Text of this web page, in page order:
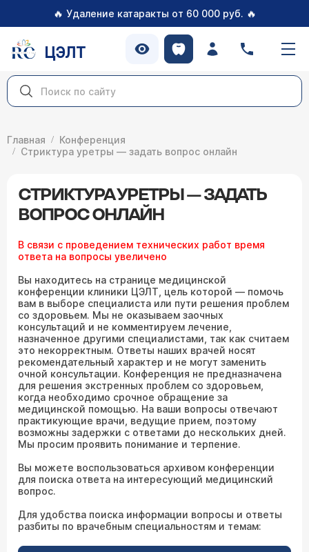
🔥 Удаление катаракты от 60 000 руб. 🔥
ЦЭЛТ
Главная
Конференция
Стриктура уретры — задать вопрос онлайн
СТРИКТУРА УРЕТРЫ — ЗАДАТЬ
ВОПРОС ОНЛАЙН
В связи с проведением технических работ время
ответа на вопросы увеличено
Вы находитесь на странице медицинской
конференции клиники ЦЭЛТ, цель которой — помочь
вам в выборе специалиста или пути решения проблем
со здоровьем. Мы не оказываем заочных
консультаций и не комментируем лечение,
назначенное другими специалистами, так как считаем
это некорректным. Ответы наших врачей носят
рекомендательный характер и не могут заменить
очной консультации. Конференция не предназначена
для решения экстренных проблем со здоровьем,
когда необходимо срочное обращение за
медицинской помощью. На ваши вопросы отвечают
практикующие врачи, ведущие прием, поэтому
возможны задержки с ответами до нескольких дней.
Мы просим проявить понимание и терпение.
Вы можете воспользоваться архивом конференции
для поиска ответа на интересующий медицинский
вопрос.
Для удобства поиска информации вопросы и ответы
разбиты по врачебным специальностям и темам: